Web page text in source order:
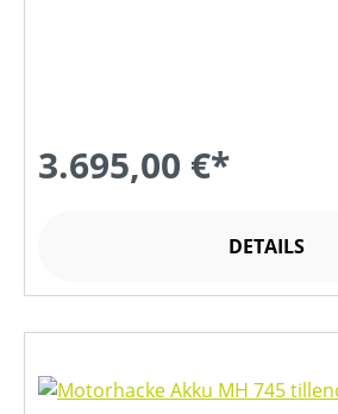
3.695,00 €*
DETAILS